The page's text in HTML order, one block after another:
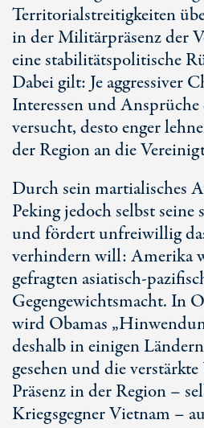
Territorialstreitigkeiten
in der Militärpräsenz der
eine stabilitätspolitische
Dabei gilt: Je aggressiver
Interessen und
versucht, desto enger
der Region an die
Durch sein martialisches
Peking jedoch selbst seine
und fördert unfreiwillig
verhindern will: Amerika
gefragten asiatisch-
Gegengewichtsmacht. In
wird Obamas
deshalb in einigen
gesehen und die
Präsenz in der Region –
Kriegsgegner Vietnam –